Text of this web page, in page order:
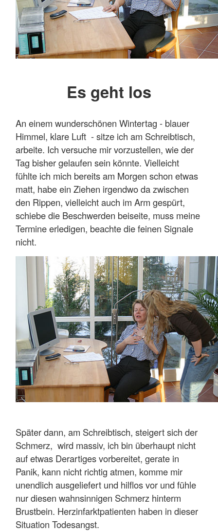
Es geht los
An einem wunderschönen Wintertag - blauer
Himmel, klare Luft - sitze ich am Schreibtisch,
arbeite. Ich versuche mir vorzustellen, wie der
Tag bisher gelaufen sein könnte. Vielleicht
fühlte ich mich bereits am Morgen schon etwas
matt, habe ein Ziehen irgendwo da zwischen
den Rippen, vielleicht auch im Arm gespürt,
schiebe die Beschwerden beiseite, muss meine
Termine erledigen, beachte die feinen Signale
nicht.
Später dann, am Schreibtisch, steigert sich der
Schmerz, wird massiv, ich bin überhaupt nicht
auf etwas Derartiges vorbereitet, gerate in
Panik, kann nicht richtig atmen, komme mir
unendlich ausgeliefert und hilflos vor und fühle
nur diesen wahnsinnigen Schmerz hinterm
Brustbein. Herzinfarktpatienten haben in dieser
Situation Todesangst.